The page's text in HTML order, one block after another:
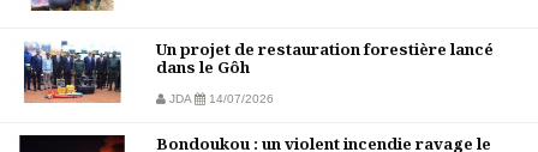
Un projet de restauration forestière lancé
dans le Gôh
JDA 14/07/2026
Bondoukou : un violent incendie ravage le